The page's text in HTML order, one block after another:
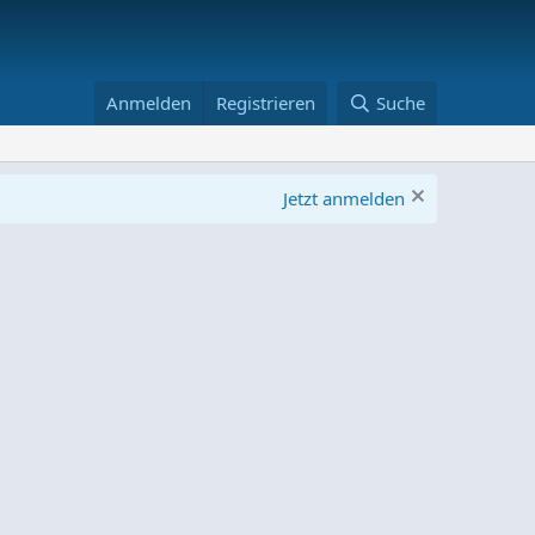
Anmelden Registrieren Suche
Jetzt anmelden